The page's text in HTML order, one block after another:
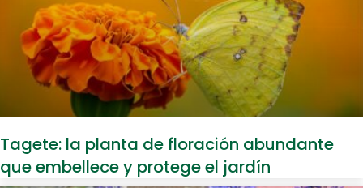
Tagete: la planta de floración abundante
que embellece y protege el jardín